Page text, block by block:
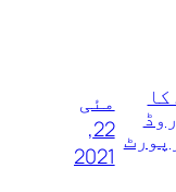
مئی
22,
2021